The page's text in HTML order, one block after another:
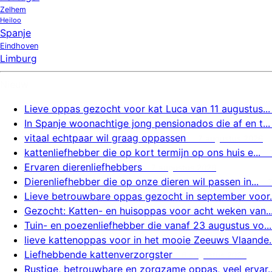
Zelhem
Heiloo
Spanje
Eindhoven
Limburg
Lieve oppas gezocht voor kat Luca van 11 augustus...
In Spanje woonachtige jong pensionados die af en t...
vitaal echtpaar wil graag oppassen
kattenliefhebber die op kort termijn op ons huis e...
Ervaren dierenliefhebbers
Dierenliefhebber die op onze dieren wil passen in...
Lieve betrouwbare oppas gezocht in september
Gezocht: Katten- en huisoppas voor acht weken van...
Tuin- en poezenliefhebber die vanaf 23 augustus vo...
lieve kattenoppas voor in het mooie Zeeuws
Liefhebbende kattenverzorgster
Rustige, betrouwbare en zorgzame oppas, veel